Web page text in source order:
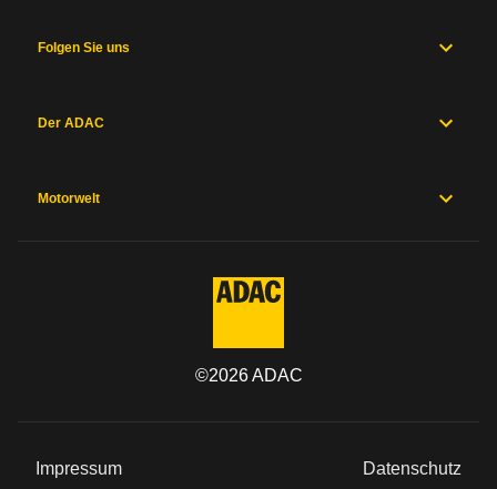
Folgen Sie uns
Der ADAC
Motorwelt
©2026ADAC
Impressum Datenschutz